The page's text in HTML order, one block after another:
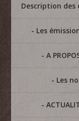
Description des
Les
A
Les